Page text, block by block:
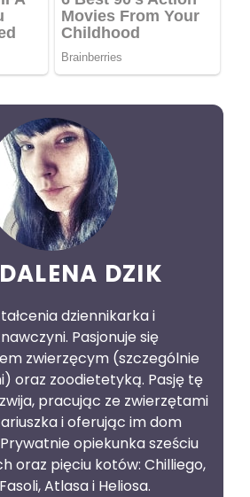
DZIK
dziennikarka i
Pasjonuje się
zwierzęcym (szczególnie
oraz zoodietetyką. Pasję tę
pracując ze zwierzętami
i oferując im dom
opiekunka sześciu
oraz pięciu kotów: Chilliego,
Atlasa i Heliosa.